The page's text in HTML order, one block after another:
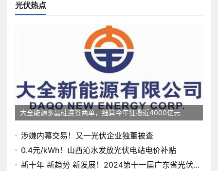
光伏热点
大全能源多晶硅连签两单，细算今年狂揽近4000亿元
涉嫌内幕交易！又一光伏企业独董被查
0.4元/kWh！山西沁水发放光伏电站电价补贴
新十年 新趋势 新发展！2024第十一届广东省光伏论